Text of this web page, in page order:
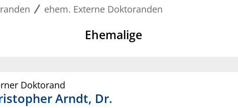
ehem. Externe Doktoranden
Ehemalige
Doktorand
Arndt, Dr.